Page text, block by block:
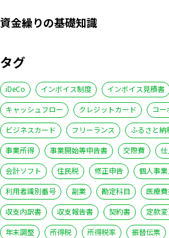
資金繰りの基礎知識
タグ
iDeCo インボイス制度 インボイス見積書
キャッシュフロー
クレジットカード
コー
ビジネスカード
フリーランス ふるさと納
事業所得
事業開始等申告書 交際費
会計ソフト
住民税 修正申告 個人事
利用者識別番号
副業 勘定科目 医療
収支内訳書
収支報告書 契約書 定款
年末調整
所得税 所得税率 振替伝票